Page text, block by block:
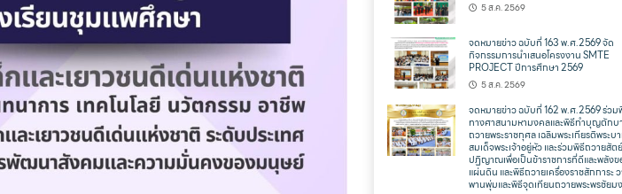
5 ส.ค. 2569
จดหมายข่าว ฉบับที่ 163 พ.ศ.2569 จัด
กิจกรรมการนำเสนอโครงงาน SMTE
PROJECT ปีการศึกษา 2569
5 ส.ค. 2569
จดหมายข่าว ฉบับที่ 162 พ.ศ.2569 ร่วม
ทางศาสนามหามงคลและพิธีทำบุญตักบ
ถวายพระราชกุศล เฉลิมพระเกียรติพระบ
สมเด็จพระเจ้าอยู่หัว และร่วมพิธีถวายสัต
ปฏิญาณเพื่อเป็นข้าราชการที่ดีและพลังข
แผ่นดิน และพิธีถวายเครื่องราชสักการะ
พานพุ่มและพิธีจุดเทียนถวายพระพรชัยม